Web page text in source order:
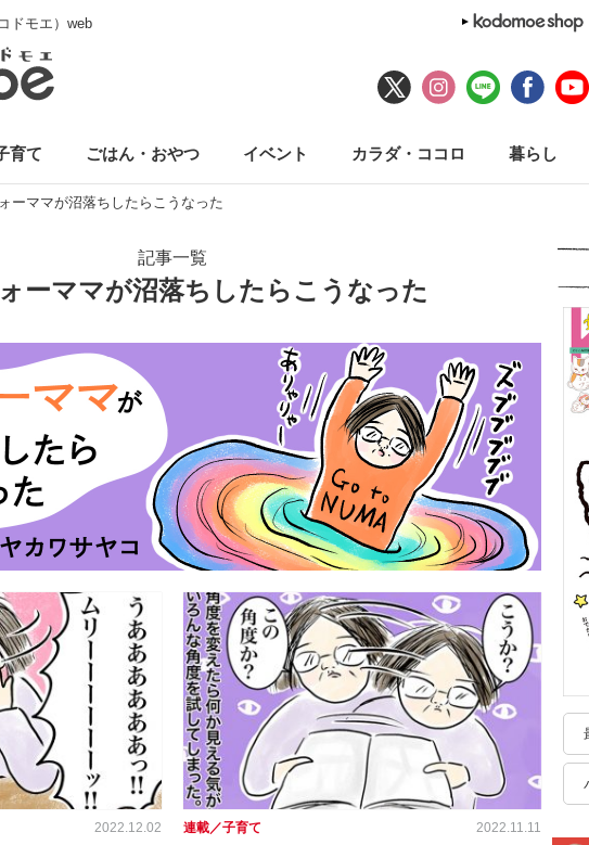
ドモエ）web
育て ごはん・おやつ イベント カラダ・ココロ 暮らし
ーママが沼落ちしたらこうなった
記事一覧
ーママが沼落ちしたらこうなった
2022.12.02 連載／子育て 2022.11.11